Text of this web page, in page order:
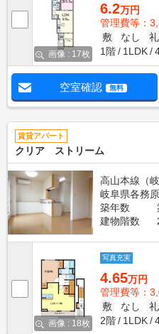
画像 : 17枚
6.2万円
管理費等：
敷
なし 礼
1階
1LDK
空室確認 無料
賃貸アパート
クリア ストリーム
高山本線（
岐阜県各務
築年数
建物階数
画像 : 18枚
写真充実
4.65万円
管理費等：
敷
なし 礼
2階
1LDK